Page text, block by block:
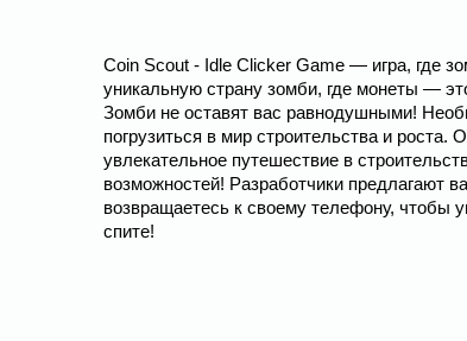
Coin Scout - Idle Clicker Game — игра, где
уникальную страну зомби, где монеты —
Зомби не оставят вас равнодушными!
погрузиться в мир строительства и роста.
увлекательное путешествие в
возможностей! Разработчики предлагают
возвращаетесь к своему телефону, чтобы
спите!